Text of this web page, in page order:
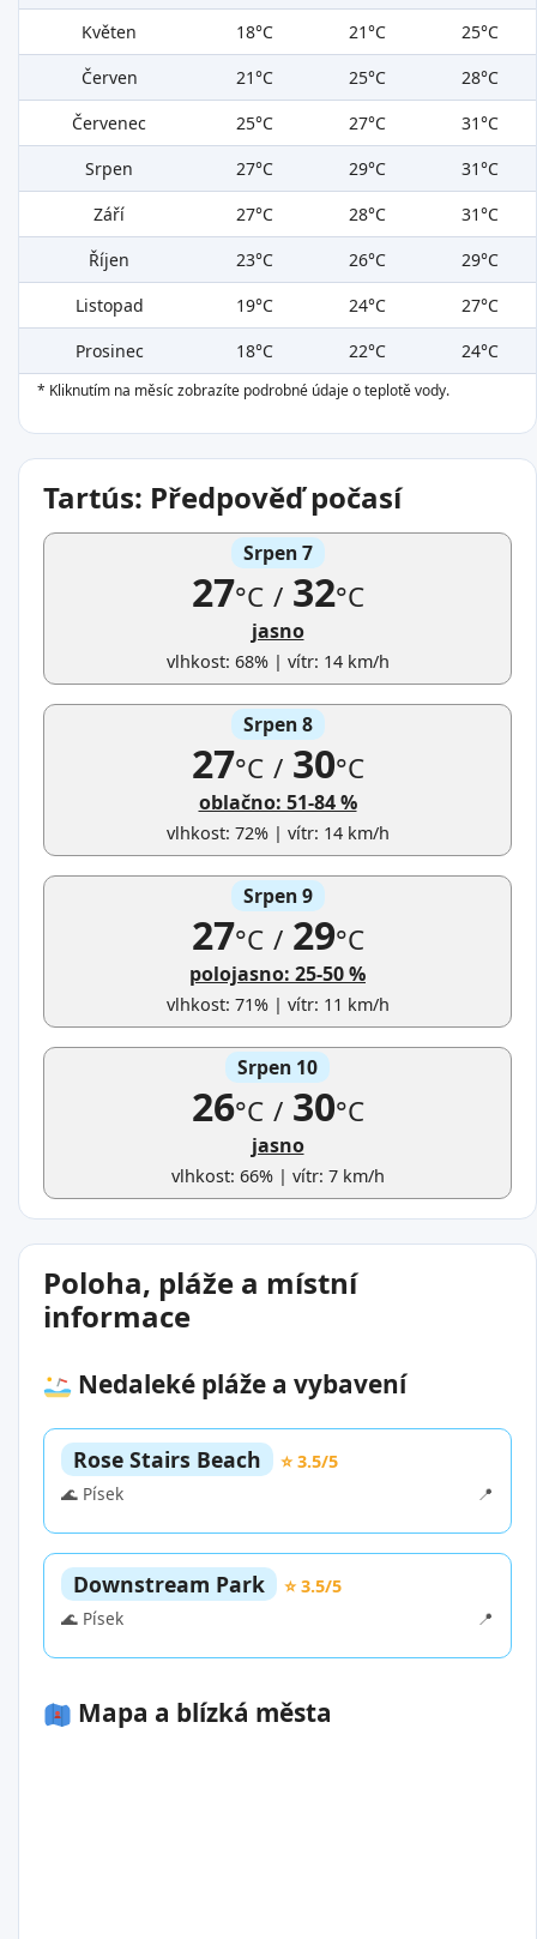
Květen
18°C 21°C
25°C
Červen
21°C 25°C
28°C
Červenec
25°C 27°C
31°C
Srpen
27°C 29°C
31°C
Září
27°C 28°C
31°C
Říjen
23°C 26°C
29°C
Listopad
19°C 24°C
27°C
Prosinec
18°C 22°C 24°C
* Kliknutím na měsíc zobrazíte podrobné údaje o teplotě vody.
Tartús: Předpověď počasí
Srpen 7
27°C /32°C
jasno
vlhkost: 68% | vítr: 14 km/h
Srpen 8
27°C /30°C
oblačno: 51-84 %
vlhkost: 72% | vítr: 14 km/h
Srpen 9
27°C /29°C
polojasno: 25-50 %
vlhkost: 71% | vítr: 11 km/h
Srpen 10
26°C /30°C
jasno
vlhkost: 66% | vítr: 7 km/h
Poloha, pláže a místní
informace
Nedaleké pláže a vybavení
Rose Stairs Beach
⭐ 3.5/5
🌊 Písek
📍
Downstream Park
⭐ 3.5/5
🌊 Písek
📍
Mapa a blízká města